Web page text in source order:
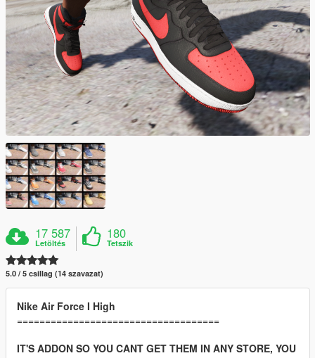
17 587
Letöltés
180
Tetszik
5.0 / 5 csillag (14 szavazat)
Nike Air Force I High
====================================
IT'S ADDON SO YOU CANT GET THEM IN ANY STORE, YOU